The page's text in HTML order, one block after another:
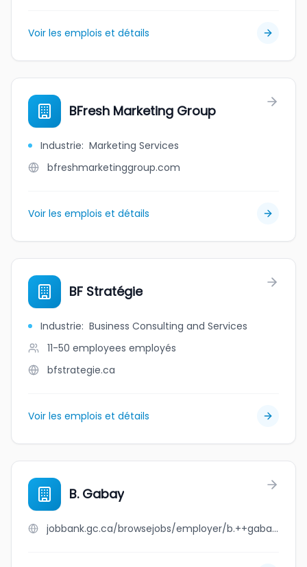
Voir les emplois et détails
BFresh Marketing Group
Industrie: Marketing Services
bfreshmarketinggroup.com
Voir les emplois et détails
BF Stratégie
Industrie: Business Consulting and Services
11-50 employees employés
bfstrategie.ca
Voir les emplois et détails
B. Gabay
jobbank.gc.ca/browsejobs/employer/b.++gabay/ca